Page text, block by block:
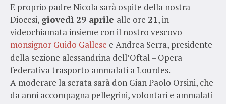
E proprio padre Nicola sarà ospite della nostra
Diocesi, giovedì 29 aprile alle ore 21, in
videochiamata insieme con il nostro vescovo
monsignor Guido Gallese e Andrea Serra, presidente
della sezione alessandrina dell’Oftal – Opera
federativa trasporto ammalati a Lourdes.
A moderare la serata sarà don Gian Paolo Orsini, che
da anni accompagna pellegrini, volontari e ammalati